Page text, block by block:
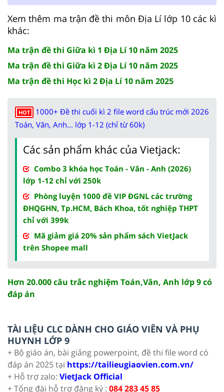
Xem thêm ma trận đề thi môn Địa Lí lớp 10 các kì
khác:
Ma trận đề thi Giữa kì 1 Địa Lí 10 năm 2025
Ma trận đề thi Giữa kì 2 Địa Lí 10 năm 2025
Ma trận đề thi Học kì 2 Địa Lí 10 năm 2025
HOT
1000+ Đề thi cuối kì 2 file word cấu trúc mới 2026
Toán, Văn, Anh... lớp 1-12 (chỉ từ 60k)
Các sản phẩm khác của Vietjack:
Combo 3 khóa học Toán - Văn - Anh (2026)
lớp 1-12 chỉ với 250k
Phòng luyện 1000 đề VIP ĐGNL các trường
ĐHQGHN, Tp.HCM, Bách Khoa, tốt nghiệp THPT
chỉ với 399k
Mã giảm giá 20% sản phẩm sách VietJack
trên Shopee mall
Hơn 20.000 câu trắc nghiệm Toán,Văn, Anh lớp 9 có
đáp án
TÀI LIỆU CLC DÀNH CHO GIÁO VIÊN VÀ PHỤ
HUYNH LỚP 9
+ Bộ giáo án, bài giảng powerpoint, đề thi file word có
đáp án 2025 tại https://tailieugiaovien.com.vn/
+ Hỗ trợ zalo: VietJack Official
+ Tổng đài hỗ trợ đăng ký : 084 283 45 85